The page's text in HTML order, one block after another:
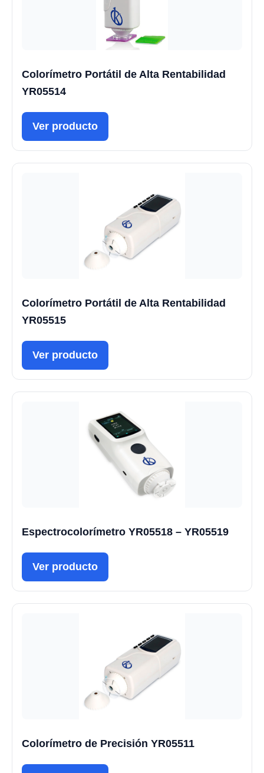
Colorímetro Portátil de Alta Rentabilidad
YR05514
Ver producto
Colorímetro Portátil de Alta Rentabilidad
YR05515
Ver producto
Espectrocolorímetro YR05518 – YR05519
Ver producto
Colorímetro de Precisión YR05511